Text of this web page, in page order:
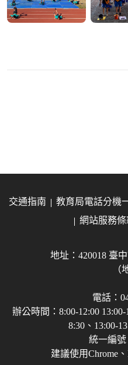
交通指南 教育局電話分機
網站服務條
地址：420018 臺
（
電話：
辦公時間：8:00-12:00
8:30、13:00-
統一編號
建議使用Chrome